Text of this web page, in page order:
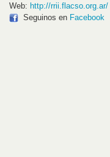
Web: http://rrii.flacso.org.ar/
Seguinos en Facebook